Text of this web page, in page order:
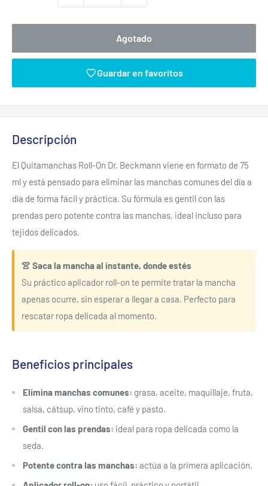
Agotado
Guardar en favoritos
Descripción
El Quitamanchas Roll-On Dr. Beckmann viene en formato de 75
ml y está pensado para eliminar las manchas comunes del día a
día de forma fácil y práctica. Su fórmula es gentil con las
prendas pero potente contra las manchas, ideal incluso para
tejidos delicados.
👚 Saca la mancha al instante, donde estés
Su práctico aplicador roll-on te permite tratar la mancha
apenas ocurre, sin esperar a llegar a casa. Perfecto para
rescatar ropa delicada al momento.
Beneficios principales
Elimina manchas comunes: grasa, aceite, maquillaje, fruta,
salsa, cátsup, vino tinto, café y pasto.
Gentil con las prendas: ideal para ropa delicada como la
seda.
Potente contra las manchas: actúa a la primera aplicación.